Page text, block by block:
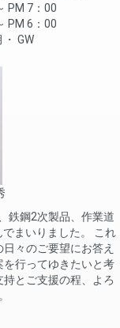
PM 7：00
PM 6：00
GW
鉄鋼2次製品、作業道
まいりました。 これ
々のご要望にお答え
を行ってゆきたいと考
とご支援の程、よろ